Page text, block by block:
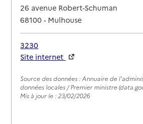
Adresse
26 avenue Robert-Schuman
68100-Mulhouse
3230
Site internet
Source des données : Annuaire de
données locales / Premier ministre
Mis à jour le : 23/02/2026